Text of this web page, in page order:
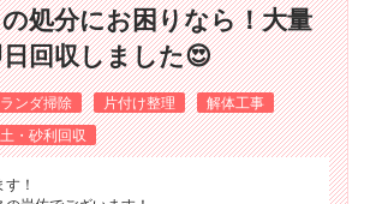
処分にお困りなら！大量
回収しました😍
ンダ掃除 片付け整理
解体工事
・砂利回収
！